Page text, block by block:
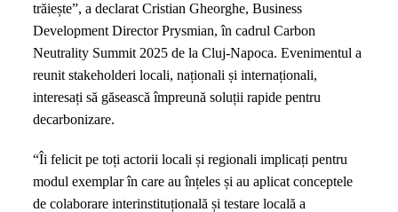
trăiește”, a declarat Cristian Gheorghe, Business
Development Director Prysmian, în cadrul Carbon
Neutrality Summit 2025 de la Cluj-Napoca. Evenimentul a
reunit stakeholderi locali, naționali și internaționali,
interesați să găsească împreună soluții rapide pentru
decarbonizare.
“Îi felicit pe toți actorii locali și regionali implicați pentru
modul exemplar în care au înțeles și au aplicat conceptele
de colaborare interinstituțională și testare locală a